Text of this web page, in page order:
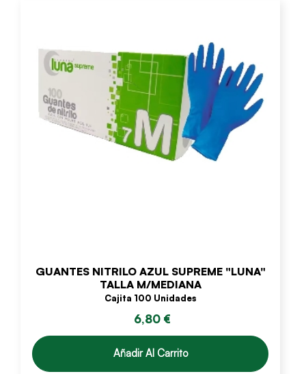
GUANTES NITRILO AZUL SUPREME "LUNA"
TALLA M/MEDIANA
Cajita 100 Unidades
6,80 €
Añadir Al Carrito